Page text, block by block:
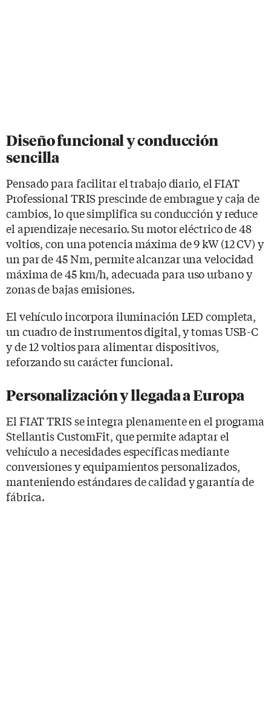
Diseño funcional y conducción
sencilla
Pensado para facilitar el trabajo diario, el FIAT
Professional TRIS prescinde de embrague y caja de
cambios, lo que simplifica su conducción y reduce
el aprendizaje necesario. Su motor eléctrico de 48
voltios, con una potencia máxima de 9 kW (12 CV) y
un par de 45 Nm, permite alcanzar una velocidad
máxima de 45 km/h, adecuada para uso urbano y
zonas de bajas emisiones.
El vehículo incorpora iluminación LED completa,
un cuadro de instrumentos digital, y tomas USB-C
y de 12 voltios para alimentar dispositivos,
reforzando su carácter funcional.
Personalización y llegada a Europa
El FIAT TRIS se integra plenamente en el programa
Stellantis CustomFit, que permite adaptar el
vehículo a necesidades específicas mediante
conversiones y equipamientos personalizados,
manteniendo estándares de calidad y garantía de
fábrica.